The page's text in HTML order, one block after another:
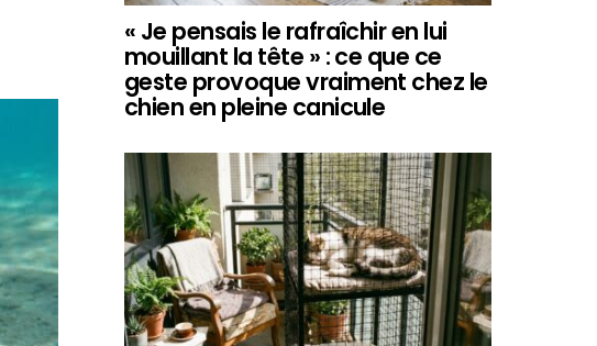
« Je pensais le rafraîchir en lui
mouillant la tête » : ce que ce
geste provoque vraiment chez le
chien en pleine canicule